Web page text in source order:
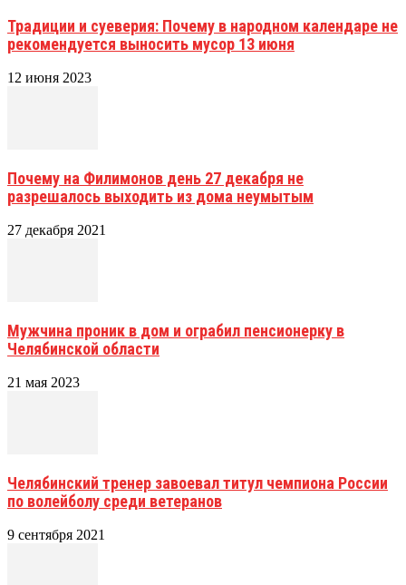
Традиции и суеверия: Почему в народном календаре не
рекомендуется выносить мусор 13 июня
12 июня 2023
Почему на Филимонов день 27 декабря не
разрешалось выходить из дома неумытым
27 декабря 2021
Мужчина проник в дом и ограбил пенсионерку в
Челябинской области
21 мая 2023
Челябинский тренер завоевал титул чемпиона России
по волейболу среди ветеранов
9 сентября 2021